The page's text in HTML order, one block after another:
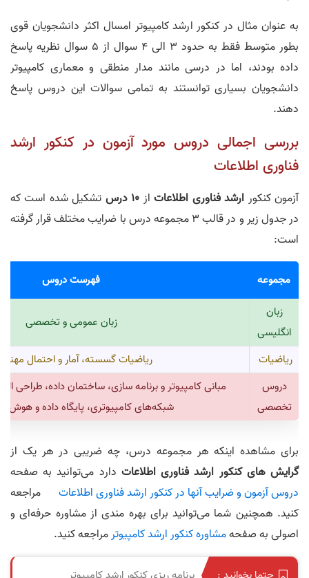
به عنوان مثال در کنکور ارشد کامپیوتر امسال اکثر دانشجویان قوی
بطور متوسط فقط به حدود 3 الی 4 سوال از 5 سوال نظریه پاسخ
داده بودند، اما در درسی مانند مدار منطقی و معماری کامپیوتر
دانشجویان بسیاری توانستند به تمامی سوالات این دروس پاسخ
دهند.
بررسی اجمالی دروس مورد آزمون در کنکور ارشد
فناوری اطلاعات
آزمون کنکور ارشد فناوری اطلاعات از 10 درس
تشکیل شده است که
در جدول زیر و در قالب 3 مجموعه درس با ضرایب مختلف قرار گرفته
است:
مجموعه
فهرست دروس
زبان
انگلیسی
زبان عمومی و تخصصی
ریاضیات
ریاضیات گسسته، آمار و احتمال
دروس
تخصصی
مبانی کامپیوتر و برنامه سازی، ساختمان داده، طراحی
شبکه‌های کامپیوتری، پایگاه داده و هوش
برای مشاهده اینکه هر مجموعه درس، چه ضریبی در هر یک از
گرایش های کنکور ارشد فناوری اطلاعات دارد می‌توانید به صفحه
دروس آزمون و ضرایب آنها در کنکور ارشد فناوری اطلاعات مراجعه
کنید. همچنین شما می‌توانید برای بهره مندی از مشاوره حرفه‌ای و
اصولی به صفحهمشاوره کنکور ارشد کامپیوترمراجعه کنید.